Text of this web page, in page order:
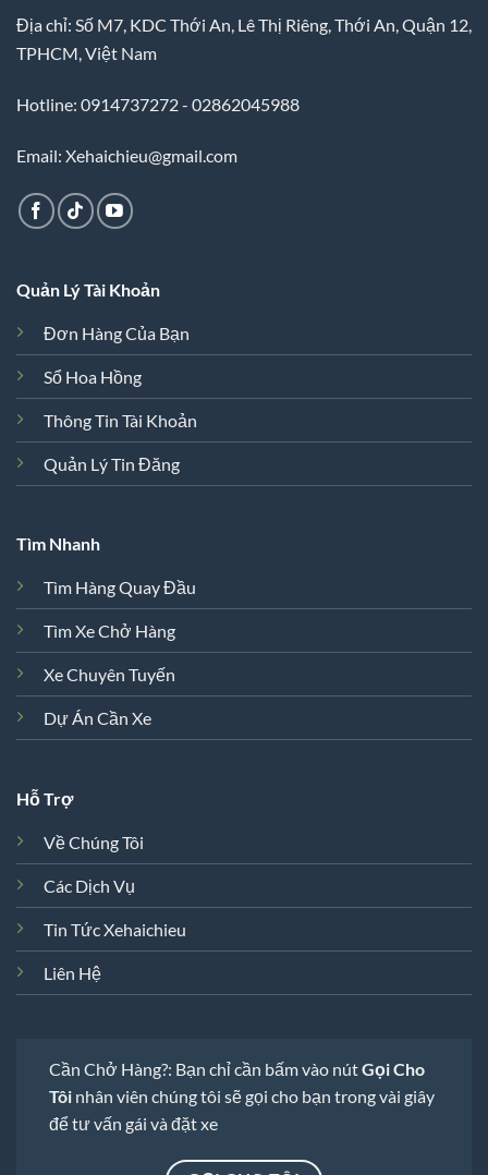
Địa chỉ: Số M7, KDC Thới An, Lê Thị Riêng, Thới An, Quận 12,
TPHCM, Việt Nam
Hotline: 0914737272 - 02862045988
Email: Xehaichieu@gmail.com
Quản Lý Tài Khoản
Đơn Hàng Của Bạn
Sổ Hoa Hồng
Thông Tin Tài Khoản
Quản Lý Tin Đăng
Tìm Nhanh
Tìm Hàng Quay Đầu
Tìm Xe Chở Hàng
Xe Chuyên Tuyến
Dự Án Cần Xe
Hỗ Trợ
Về Chúng Tôi
Các Dịch Vụ
Tin Tức Xehaichieu
Liên Hệ
Cần Chở Hàng?: Bạn chỉ cần bấm vào nútGọi Cho
Tôi nhân viên chúng tôi sẽ gọi cho bạn trong vài giây
để tư vấn gái và đặt xe